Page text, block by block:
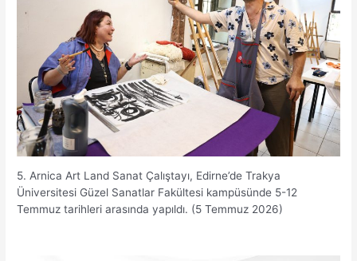
5. Arnica Art Land Sanat Çalıştayı, Edirne’de Trakya
Üniversitesi Güzel Sanatlar Fakültesi kampüsünde 5-12
Temmuz tarihleri arasında yapıldı. (5 Temmuz 2026)